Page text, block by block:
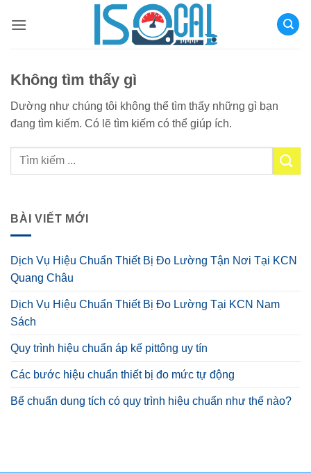
qua
Không tìm thấy gì
Dường như chúng tôi không thể tìm thấy những gì bạn
đang tìm kiếm. Có lẽ tìm kiếm có thể giúp ích.
BÀI VIẾT MỚI
Dịch Vụ Hiệu Chuẩn Thiết Bị Đo Lường Tận Nơi Tại KCN
Quang Châu
Dịch Vụ Hiệu Chuẩn Thiết Bị Đo Lường Tại KCN Nam
Sách
Quy trình hiệu chuẩn áp kế pittông uy tín
Các bước hiệu chuẩn thiết bị đo mức tự động
Bể chuẩn dung tích có quy trình hiệu chuẩn như thế nào?